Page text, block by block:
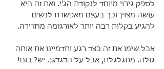
לספק גירוי מיוחד לנקודת הג'י. ואת זה היא
עושה מצוין וכך בעצם מאפשרת לנשים
להגיע בקלות רבה יותר לאורגזמה מחדירה.
אבל שימו את זה בצד רגע ותדמיינו את אותה
גולה. מתגלגלת, אבל על הדגדגן. יש? בום!